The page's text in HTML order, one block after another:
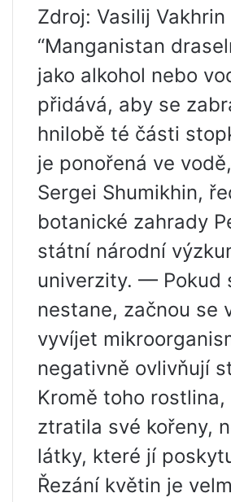
Zdroj: Vasilij Vakhrin
“Manganistan
jako alkohol nebo
přidává, aby se
hnilobě té části
je ponořená ve
Sergei Shumikhin,
botanické zahrady
státní národní
univerzity. — Pokud
nestane, začnou se
vyvíjet
negativně ovlivňují
Kromě toho rostlina,
ztratila své kořeny,
látky, které jí
Řezání květin je